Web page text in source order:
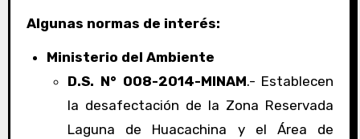
Algunas normas de interés:
Ministerio del Ambiente
D.S. N° 008-2014-MINAM.- Establecen
la desafectación de la Zona Reservada
Laguna de Huacachina y el Área de